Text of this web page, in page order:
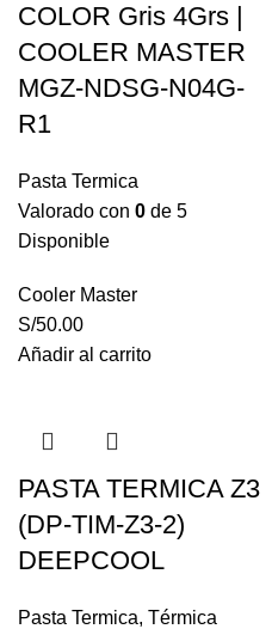
COLOR Gris 4Grs |
COOLER MASTER
MGZ-NDSG-N04G-
R1
Pasta Termica
Valorado con 0 de 5
Disponible
Cooler Master
S/50.00
Añadir al carrito
PASTA TERMICA Z3
(DP-TIM-Z3-2)
DEEPCOOL
Pasta Termica, Térmica